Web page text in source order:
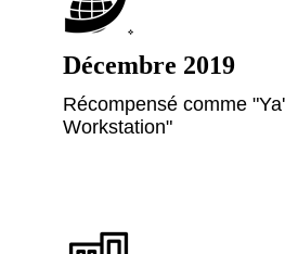
Décembre 2019
Récompensé comme
Workstation"